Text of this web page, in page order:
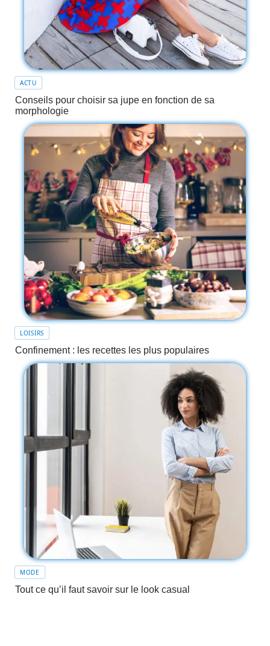
ACTU
Conseils pour choisir sa jupe en fonction de sa
morphologie
LOISIRS
Confinement : les recettes les plus populaires
MODE
Tout ce qu’il faut savoir sur le look casual